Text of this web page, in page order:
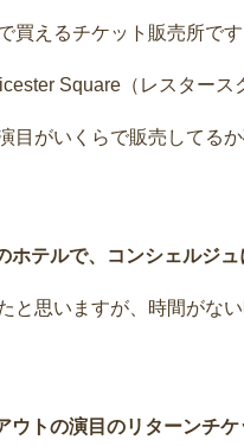
買えるチケット販売所です
Square（レスタース
目がいくらで販売してる
テルで、コンシェルジュ
と思いますが、時間がな
トの演目のリターンチケ